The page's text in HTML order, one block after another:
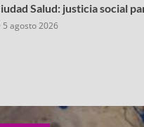
Salud: justicia social
5 agosto 2026